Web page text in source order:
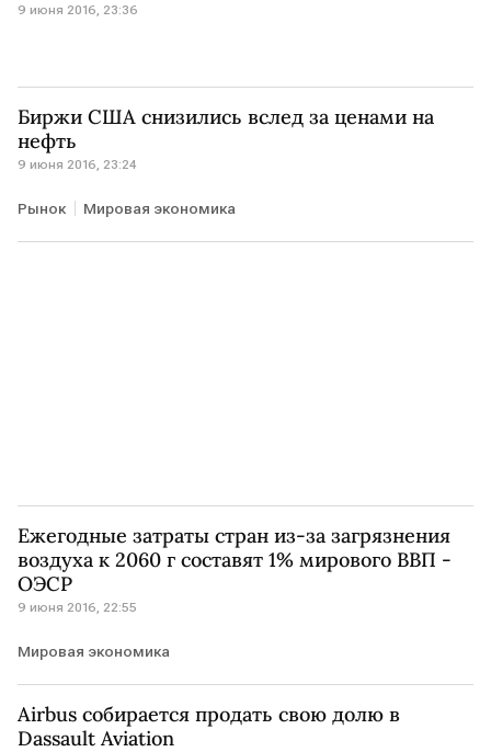
9 июня 2016, 23:36
Биржи США снизились вслед за ценами на
нефть
9 июня 2016, 23:24
Рынок Мировая экономика
Ежегодные затраты стран из-за загрязнения
воздуха к 2060 г составят 1% мирового ВВП -
ОЭСР
9 июня 2016, 22:55
Мировая экономика
Airbus собирается продать свою долю в
Dassault Aviation